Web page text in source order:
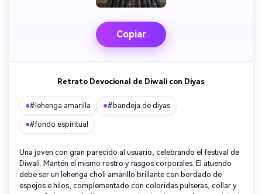
Copiar
Retrato Devocional de Diwali con Diyas
#lehenga amarilla #bandeja de diyas
#fondo espiritual
Una joven con gran parecido al usuario, celebrando el festival de
Diwali. Mantén el mismo rostro y rasgos corporales. El atuendo
debe ser un lehenga choli amarillo brillante con bordado de
espejos e hilos, complementado con coloridas pulseras, collar y